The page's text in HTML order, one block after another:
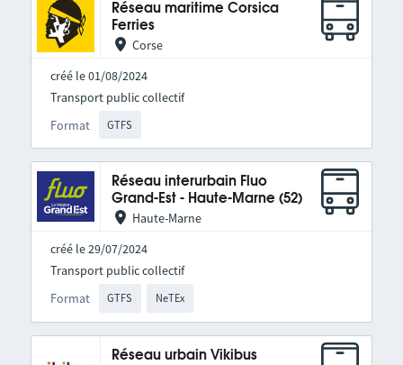
Réseau maritime Corsica
Ferries
Corse
créé le 01/08/2024
Format GTFS
Transport public collectif
Réseau interurbain Fluo
Grand-Est - Haute-Marne (52)
Haute-Marne
créé le 29/07/2024
Format GTFS NeTEx
Transport public collectif
Réseau urbain Vikibus